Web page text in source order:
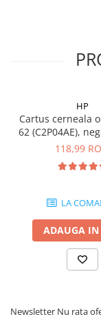
HP
Cartus cerneala
62 (C2P04AE),
200
118,99
LA
ADAUGA IN
Newsletter Nu rata